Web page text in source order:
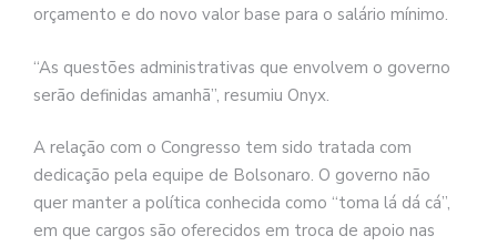
orçamento e do novo valor base para o salário mínimo.
“As questões administrativas que envolvem o governo
serão definidas amanhã”, resumiu Onyx.
A relação com o Congresso tem sido tratada com
dedicação pela equipe de Bolsonaro. O governo não
quer manter a política conhecida como “toma lá dá cá”,
em que cargos são oferecidos em troca de apoio nas